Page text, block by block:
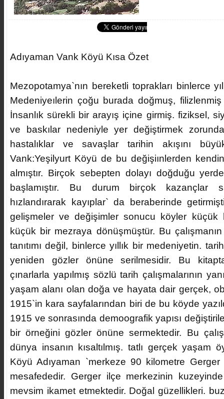
Adıyaman Vank Köyü Kısa Özet
Mezopotamya`nın bereketli toprakları binlerce
Medeniyeılerin çoğu burada doğmuş, filizlenmiş
İnsanlık sürekli bir arayış içine girmiş. fiziksel,
ve baskılar nedeniyle yer değiştirmek zorunda
hastalıklar ve savaşlar tarihin akışını
Vank:Yeşilyurt Köyü de bu değişiınlerden
almıştır. Birçok sebepten dolayı doğduğu
başlamıştır. Bu durum birçok kazançlar
hızlandırarak kayıplar` da beraberinde
gelişmeler ve değişimler sonucu köyler
küçük bir mezraya dönüşmüştür. Bu
tanıtımı değil, binlerce yıllık bir medeniyetin.
yeniden gözler önüne serilmesidir. Bu
çınarlarla yapılmış sözlü tarih çalışmalarının
yaşam alanı olan doğa ve hayata dair gerçek,
1915`in kara sayfalarından biri de bu köyde
1915 ve sonrasında demoografik yapısı
bir örneğini gözler önüne sermektedir. Bu
dünya insanın kısaltılmış. tatlı gerçek yaşam
Köyü Adıyaman `merkeze 90 kilometre
mesafededir. Gerger ilçe merkezinin
mevsim ikamet etmektedir. Doğal güzellikleri.